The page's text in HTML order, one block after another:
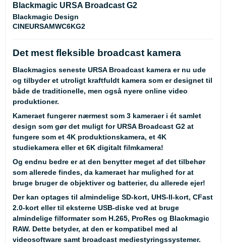
Blackmagic URSA Broadcast G2
Blackmagic Design
CINEURSAMWC6KG2
Det mest fleksible broadcast kamera
Blackmagics seneste URSA Broadcast kamera er nu ude
og tilbyder et utroligt kraftfuldt kamera som er designet til
både de traditionelle, men også nyere online video
produktioner.
Kameraet fungerer nærmest som 3 kameraer i ét samlet
design som gør det muligt for URSA Broadcast G2 at
fungere som et 4K produktionskamera, et 4K
studiekamera eller et 6K digitalt filmkamera!
Og endnu bedre er at den benytter meget af det tilbehør
som allerede findes, da kameraet har mulighed for at
bruge bruger de objektiver og batterier, du allerede ejer!
Der kan optages til almindelige SD-kort, UHS-II-kort, CFast
2.0-kort eller til eksterne USB-diske ved at bruge
almindelige filformater som H.265, ProRes og Blackmagic
RAW. Dette betyder, at den er kompatibel med al
videosoftware samt broadcast mediestyringssystemer.